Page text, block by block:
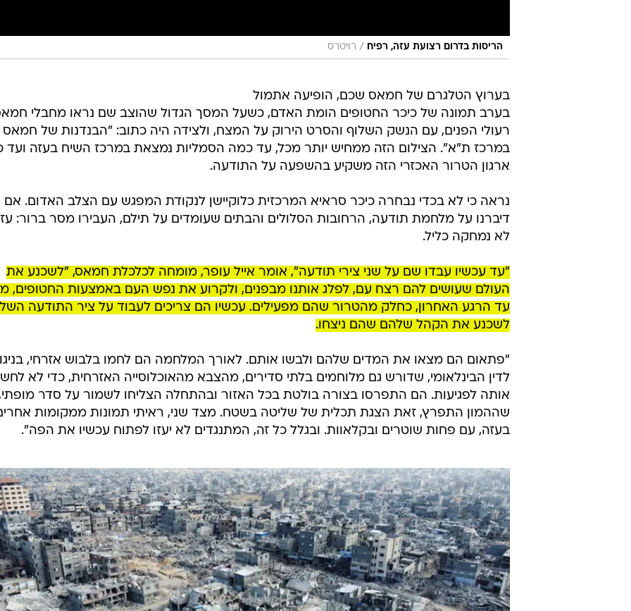
הריסות בדרום רצועת עזה, רפיח / רויטרס
בערוץ הטלגרם של חמאס שכם, הופיעה אתמול
בערב תמונה של כיכר החטופים הומת האדם, כשעל המסך הגדול שהוצב שם נראו מחבלי
רעולי הפנים, עם הנשק השלוף והסרט הירוק על המצח, ולצידה היה כתוב: "הבנדנות של חמאס
במרכז ת"א". הצילום הזה ממחיש יותר מכל, עד כמה הסמליות נמצאת במרכז השיח בעזה ועד
ארגון הטרור האכזרי הזה משקיע בהשפעה על התודעה.
נראה כי לא בכדי נבחרה כיכר סראיא המרכזית כלוקיישן לנקודת המפגש עם הצלב האדום. אם
דיברנו על מלחמת תודעה, הרחובות הסלולים והבתים שעומדים על תילם, העבירו מסר ברור:
לא נמחקה כליל.
"עד עכשיו עבדו שם על שני צירי תודעה", אומר אייל עופר, מומחה לכלכלת חמאס, "לשכנע את
העולם שעושים להם רצח עם, לפלג אותנו מבפנים, ולקרוע את נפש העם באמצעות החטופים,
עד הרגע האחרון, כחלק מהטרור שהם מפעילים. עכשיו הם צריכים לעבוד על ציר התודעה
לשכנע את הקהל שלהם שהם ניצחו.
"פתאום הם מצאו את המדים שלהם ולבשו אותם. לאורך המלחמה הם לחמו בלבוש אזרחי,
לדין הבינלאומי, שדורש גם מלוחמים בלתי סדירים, מהצבא מהאוכלוסייה האזרחית, כדי לא
אותה לפגיעות. הם התפרסו בצורה בולטת בכל האזור ובהתחלה הצליחו לשמור על סדר
שההמון התפרץ, זאת הצגת תכלית של שליטה בשטח. מצד שני, ראיתי תמונות ממקומות
בעזה, עם פחות שוטרים ובקלאוות. ובגלל כל זה, המתנגדים לא יעזו לפתוח עכשיו את הפה".